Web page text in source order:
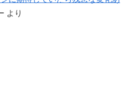
より